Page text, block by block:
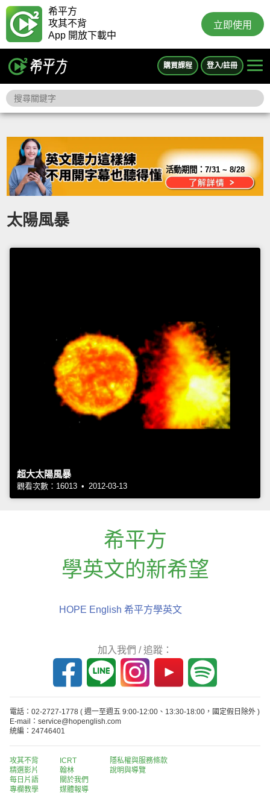
希平方
攻其不背
App 開放下載中
立即使用
購買課程 登入/註冊
活動期間：7/31 ~ 8/28
太陽風暴
超大太陽風暴
觀看次數：16013 • 2012-03-13
希平方
學英文的新希望
HOPE English 希平方學英文
加入我們 / 追蹤：
電話：02-2727-1778 ( 週一至週五 9:00-12:00、13:30-18:00，國定假日除外 )
E-mail：service@hopenglish.com
統編：24746401
攻其不背
精選影片
每日片語
專欄教學
ICRT
翰林
關於我們
媒體報導
隱私權與服務條款
說明與導覽